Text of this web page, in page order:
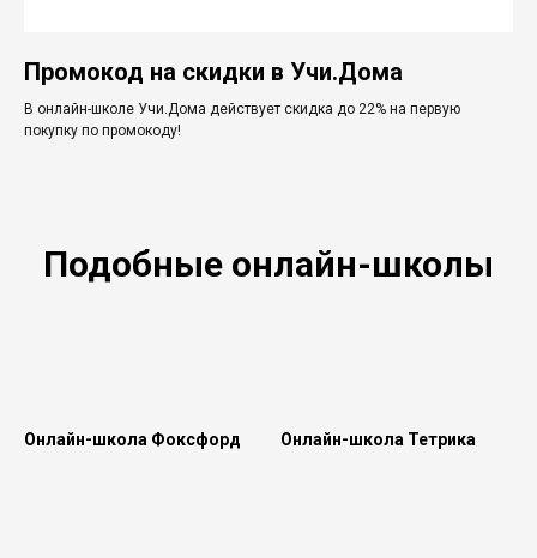
Промокод на скидки в Учи.Дома
В онлайн-школе Учи.Дома действует скидка до 22% на первую
покупку по промокоду!
Подобные онлайн-школы
Онлайн-школа Фоксфорд Онлайн-школа Тетрика